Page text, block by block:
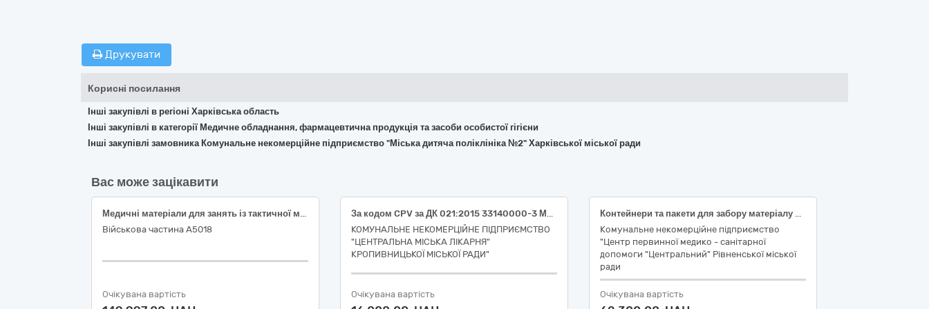
Друкувати
Корисні посилання
Інші закупівлі в регіоні Харківська область
Інші закупівлі в категорії Медичне обладнання, фармацевтична продукція та засоби особистої гігієни
Інші закупівлі замовника Комунальне некомерційне підприємство "Міська дитяча поліклініка №2" Харківської міської ради
Вас може зацікавити
Медичні матеріали для занять із тактичної медицини (згідно коду ДК 021:2015: 33140000-3 — Медичні матеріали)
Військова частина А5018
Очікувана вартість
За кодом CPV за ДК 021:2015 33140000-3 Медичні матеріали (Окуляри медичні захисні багаторазові (НК 024:2023-17650-Захисні окуляри від лазерних променів для персоналу; НК 031:2024-T0299- Захисні завіси і предмети одягу - інше); Респіратор одноразовий, протипиловий, FFP3, клапан видиху, без НЕРА фільтру (НК 024:2023-57793-Респіратор загального застосування; НК 031:2024-R030199 - Респіраторні маски - інше))
КОМУНАЛЬНЕ НЕКОМЕРЦІЙНЕ ПІДПРИЄМСТВО
"ЦЕНТРАЛЬНА МІСЬКА ЛІКАРНЯ"
КРОПИВНИЦЬКОЇ МІСЬКОЇ РАДИ"
Очікувана вартість
Контейнери та пакети для забору матеріалу для аналізів, дренажі та комплекти
Комунальне некомерційне підприємство
"Центр первинної медико - санітарної
допомоги "Центральний" Рівненської міської
ради
Очікувана вартість